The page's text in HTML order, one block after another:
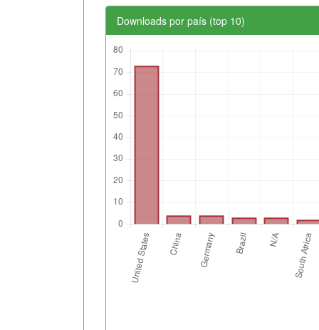
Downloads por país (top 10)